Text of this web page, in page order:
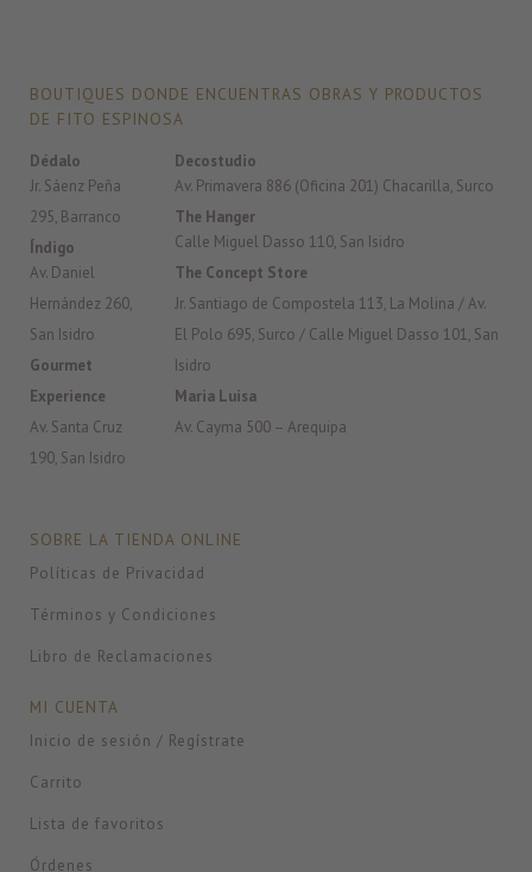
BOUTIQUES DONDE ENCUENTRAS OBRAS Y PRODUCTOS
DE FITO ESPINOSA
Dédalo
Jr. Sáenz Peña
295, Barranco
Índigo
Av. Daniel
Hernández 260,
San Isidro
Gourmet
Experience
Av. Santa Cruz
190, San Isidro
Decostudio
Av. Primavera 886 (Oficina 201) Chacarilla, Surco
The Hanger
Calle Miguel Dasso 110, San Isidro
The Concept Store
Jr. Santiago de Compostela 113, La Molina / Av.
El Polo 695, Surco / Calle Miguel Dasso 101, San
Isidro
Maria Luisa
Av. Cayma 500 – Arequipa
SOBRE LA TIENDA ONLINE
Políticas de Privacidad
Términos y Condiciones
Libro de Reclamaciones
MI CUENTA
Inicio de sesión / Regístrate
Carrito
Lista de favoritos
Órdenes